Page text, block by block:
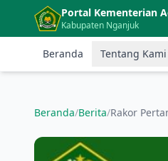
Langsung ke konten utama
Portal Kementerian
Kabupaten Nganjuk
Beranda Tentang Kami
Beranda/Berita/